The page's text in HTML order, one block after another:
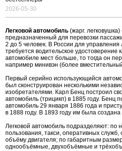
2026-05-30
Легковой автомобиль (жарг.
предназначенный для перевозки
2 до 5 человек. В России для
требуется водительское удостоверение
автомобиле мест больше, то тогда он
например минивэн (более
Первый серийно использующийся
был сконструирован несколькими
изобретателями. Карл Бенц построил
автомобиль (трицикп) в 1885 году. Бенц
автомобиль 29 января 1886 года и
в 1888 году. В 1893 году им была
Легковой автомобиль подразделяют: по
пользования, такси, оперативных
объёму двигателя; по габаритным
однообъёмные, двухобъёмные и